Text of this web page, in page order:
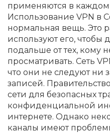
применяются в каждом
Использование VPN в
нормальная вещь. Это
используют его, чтобы
подальше от тех, кому
просматривать. Сеть
что они не следуют ни
записей.
сети для безопасных
конфиденциальной
интернете. Однако
каналы имеют